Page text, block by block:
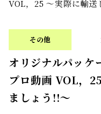
VOL，25 ～実際に輸
その他
オリジナルパッ
プロ動画 VOL，
ましょう!!～